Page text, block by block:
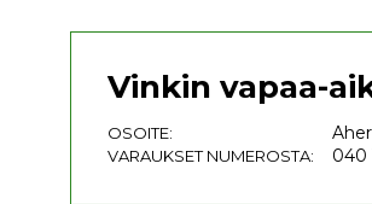
Vinkin vapaa-
OSOITE:
VARAUKSET NUMEROSTA: 040